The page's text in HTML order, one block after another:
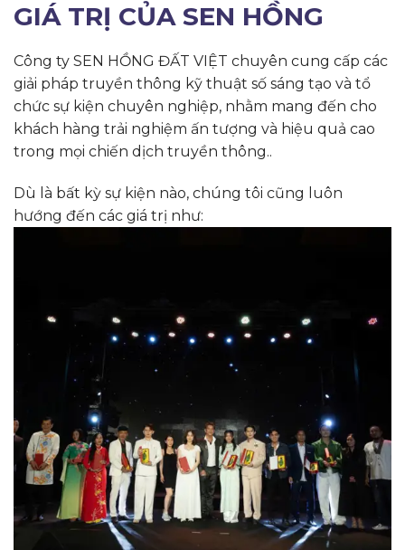
GIÁ TRỊ CỦA SEN HỒNG
Công ty SEN HỒNG ĐẤT VIỆT chuyên cung cấp các
giải pháp truyền thông kỹ thuật số sáng tạo và tổ
chức sự kiện chuyên nghiệp, nhằm mang đến cho
khách hàng trải nghiệm ấn tượng và hiệu quả cao
trong mọi chiến dịch truyền thông..
Dù là bất kỳ sự kiện nào, chúng tôi cũng luôn
hướng đến các giá trị như: